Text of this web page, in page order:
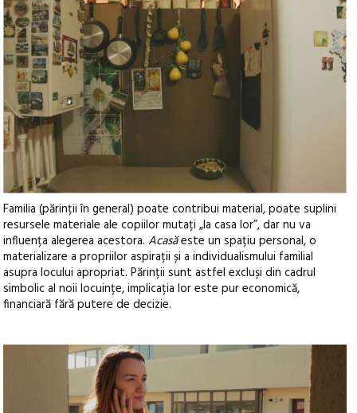
Familia (părinții în general) poate contribui material, poate suplini
resursele materiale ale copiilor mutați „la casa lor”, dar nu va
influența alegerea acestora.Acasăeste un spațiu personal, o
materializare a propriilor aspirații și a individualismului familial
asupra locului apropriat. Părinții sunt astfel excluși din cadrul
simbolic al noii locuințe, implicația lor este pur economică,
financiară fără putere de decizie.